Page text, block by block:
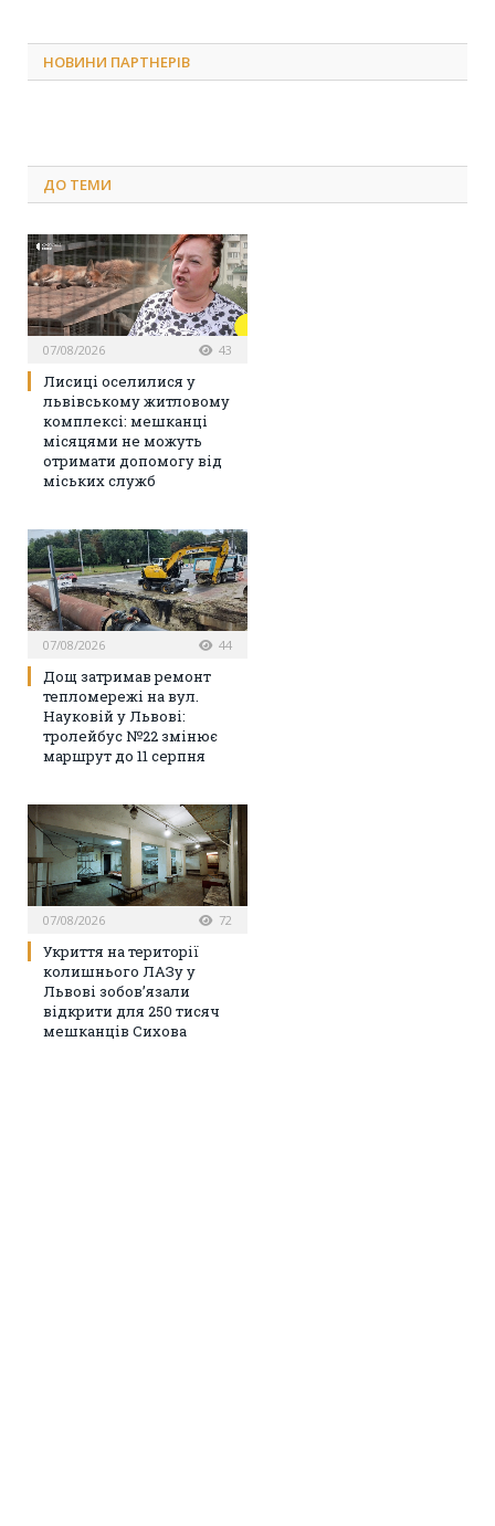
НОВИНИ ПАРТНЕРІВ
ДО ТЕМИ
07/08/2026 43
Лисиці оселилися у
львівському житловому
комплексі: мешканці
місяцями не можуть
отримати допомогу від
міських служб
07/08/2026 44
Дощ затримав ремонт
тепломережі на вул.
Науковій у Львові:
тролейбус №22 змінює
маршрут до 11 серпня
07/08/2026 72
Укриття на території
колишнього ЛАЗу у
Львові зобов’язали
відкрити для 250 тисяч
мешканців Сихова